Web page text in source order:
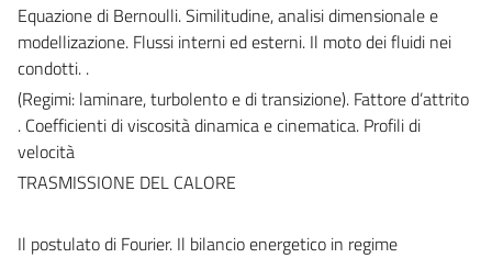
Equazione di Bernoulli. Similitudine, analisi dimensionale e
modellizazione. Flussi interni ed esterni. Il moto dei fluidi nei
condotti. .
(Regimi: laminare, turbolento e di transizione). Fattore d’attrito
. Coefficienti di viscosità dinamica e cinematica. Profili di
velocità
TRASMISSIONE DEL CALORE
Il postulato di Fourier. Il bilancio energetico in regime